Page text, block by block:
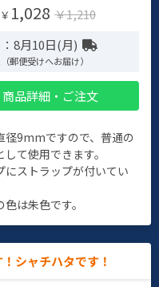
￥ 1,028 ￥1,210
8月10日(月)
郵便受けへお届け）
商品詳細・ご注文
径9mmですので、普通の
して使用できます。
にストラップが付いてい
は朱色です。
シャチハタです！